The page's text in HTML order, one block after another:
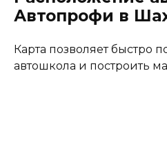
Автопрофи в
Карта позволяет быстро
автошкола и построить